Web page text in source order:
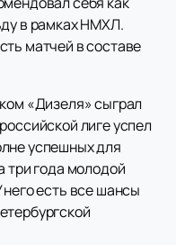
в рамках НМХЛ.
матчей в составе
«Дизеля» сыграл
лиге успел
успешных для
три года молодой
есть все шансы